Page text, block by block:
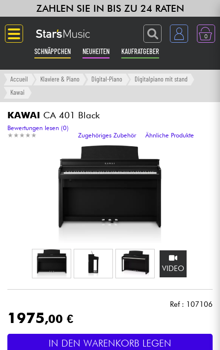
ZAHLEN SIE IN BIS ZU 24 RATEN
0
SCHNÄPPCHEN NEUHEITEN KAUFRATGEBER
Langue
Verstärker & Effekte
Klaviere & Piano
Synths & samplers
Kopfhörer
Mikros
Licht
Accueil Klaviere & Piano Digital-Piano
Digitalpiano mit stand
Kawai
KAWAI CA 401 Black
★ ★ ★ ★ ★
★ ★ ★ ★ ★
Bewertungen lesen (0)
Zugehöriges Zubehör
Ähnliche Produkte
VIDEO
Ref : 107106
1975,00 €
IN DEN WARENKORB LEGEN